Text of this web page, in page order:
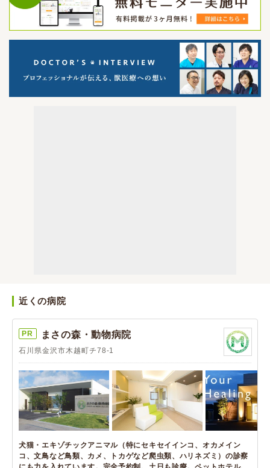
近くの病院
PR まさの森・動物病院
石川県金沢市木越町チ78-1
犬猫・エキゾチックアニマル（特にセキセイインコ、オカメイン
コ、文鳥など鳥類、カメ、トカゲなど爬虫類、ハリネズミ）の診察